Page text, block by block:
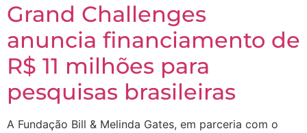
Grand Challenges
anuncia financiamento de
R$ 11 milhões para
pesquisas brasileiras
A Fundação Bill & Melinda Gates, em parceria com o